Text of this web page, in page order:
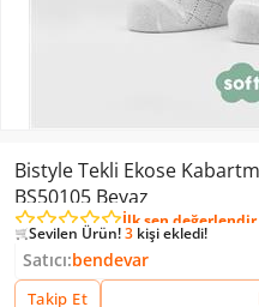
Bistyle Tekli Ekose
BS50105 Beyaz
İlk sen değerlendir
Sevilen Ürün!1 kişi
Sevilen Ürün!229
kişi inceledi!
Sevilen Ürün!3 kişi ekledi!
Sevilen Ürün!1 kişi
Satıcı:bendevar
Takip Et